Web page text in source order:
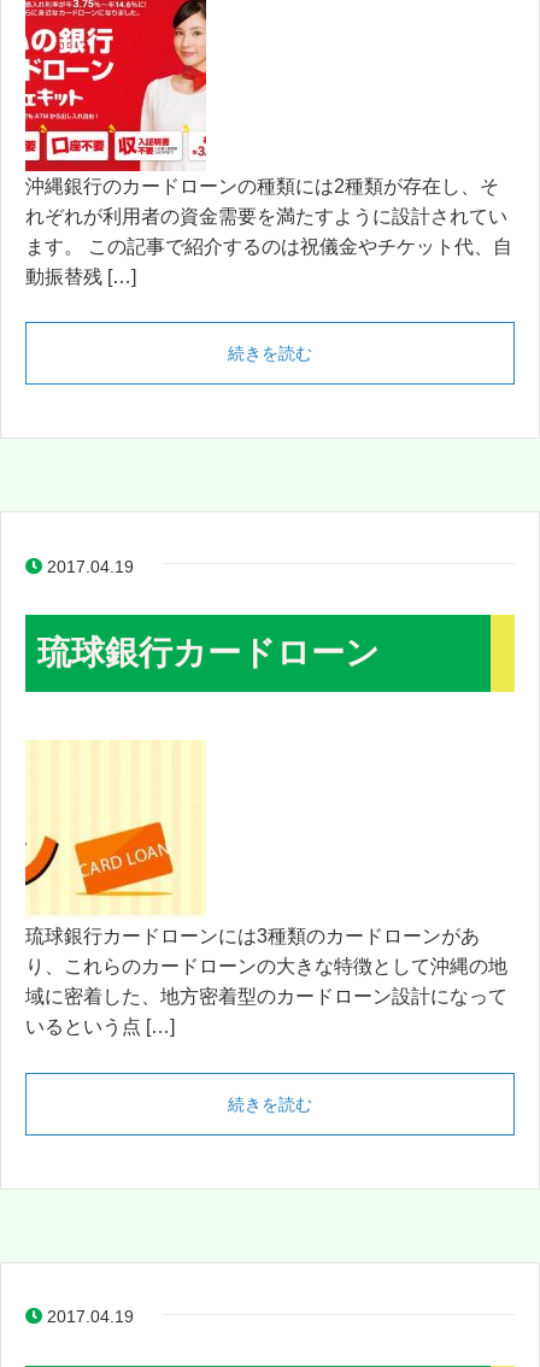
沖縄銀行のカードローンの種類には2種類が存在し、そ
れぞれが利用者の資金需要を満たすように設計されてい
ます。 この記事で紹介するのは祝儀金やチケット代、自
動振替残 […]
続きを読む
2017.04.19
琉球銀行カードローン
琉球銀行カードローンには3種類のカードローンがあ
り、これらのカードローンの大きな特徴として沖縄の地
域に密着した、地方密着型のカードローン設計になって
いるという点 […]
続きを読む
2017.04.19